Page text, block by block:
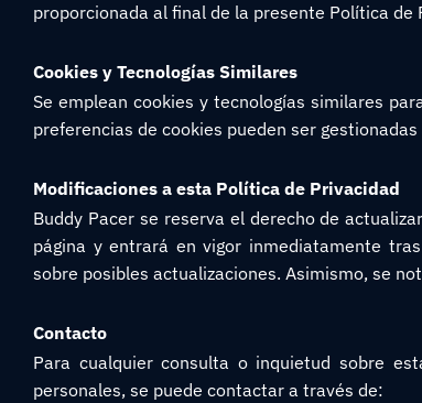
proporcionada al final de la presente Política de
Cookies y Tecnologías Similares
Se emplean cookies y tecnologías similares
preferencias de cookies pueden ser
Modificaciones a esta Política de Privacidad
Buddy Pacer se reserva el derecho de
página y entrará en vigor inmediatamente
sobre posibles actualizaciones. Asimismo, se
Contacto
Para cualquier consulta o inquietud sobre
personales, se puede contactar a través de: